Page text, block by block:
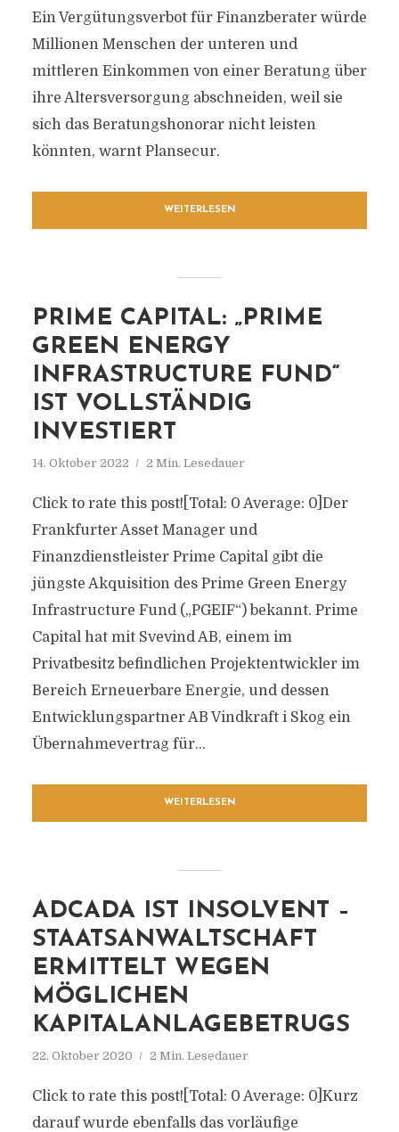
Ein Vergütungsverbot für Finanzberater würde
Millionen Menschen der unteren und
mittleren Einkommen von einer Beratung über
ihre Altersversorgung abschneiden, weil sie
sich das Beratungshonorar nicht leisten
könnten, warnt Plansecur.
WEITERLESEN
PRIME CAPITAL: „PRIME
GREEN ENERGY
INFRASTRUCTURE FUND“
IST VOLLSTÄNDIG
INVESTIERT
14. Oktober 2022 2 Min. Lesedauer
Click to rate this post![Total: 0 Average: 0]Der
Frankfurter Asset Manager und
Finanzdienstleister Prime Capital gibt die
jüngste Akquisition des Prime Green Energy
Infrastructure Fund („PGEIF“) bekannt. Prime
Capital hat mit Svevind AB, einem im
Privatbesitz befindlichen Projektentwickler im
Bereich Erneuerbare Energie, und dessen
Entwicklungspartner AB Vindkraft i Skog ein
Übernahmevertrag für...
WEITERLESEN
ADCADA IST INSOLVENT –
STAATSANWALTSCHAFT
ERMITTELT WEGEN
MÖGLICHEN
KAPITALANLAGEBETRUGS
22. Oktober 2020 2 Min. Lesedauer
Click to rate this post![Total: 0 Average: 0]Kurz
darauf wurde ebenfalls das vorläufige